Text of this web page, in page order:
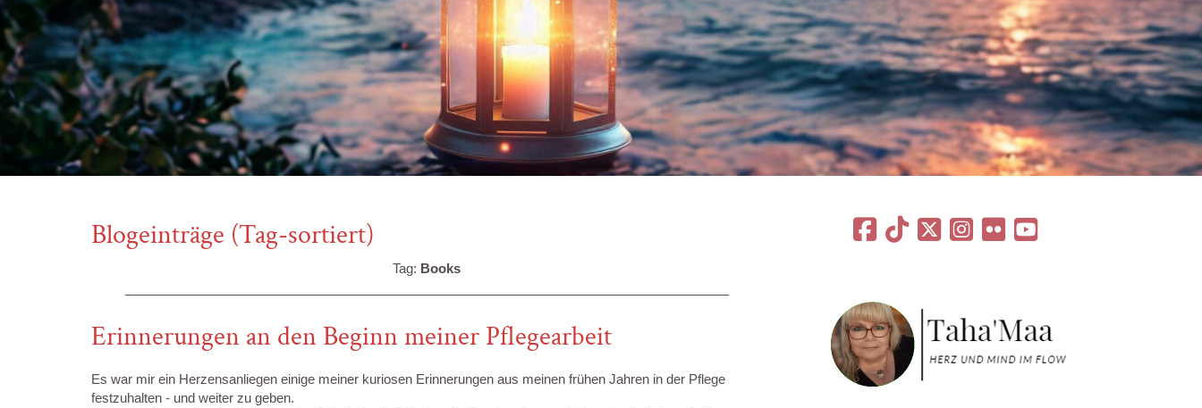
Blogeinträge (Tag-sortiert)
Tag: Books
Erinnerungen an den Beginn meiner Pflegearbeit
Es war mir ein Herzensanliegen einige meiner kuriosen Erinnerungen aus meinen frühen Jahren in der Pflege
festzuhalten - und weiter zu geben.